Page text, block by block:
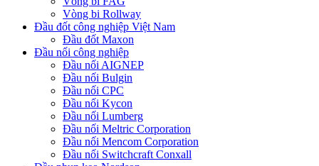
Vòng bi Rollway
Đầu đốt công nghiệp Việt Nam
Đầu đốt Maxon
Đầu nối công nghiệp
Đầu nối AIGNEP
Đầu nối Bulgin
Đầu nối CPC
Đầu nối Kycon
Đầu nối Lumberg
Đầu nối Meltric Corporation
Đầu nối Mencom Corporation
Đầu nối Switchcraft Conxall